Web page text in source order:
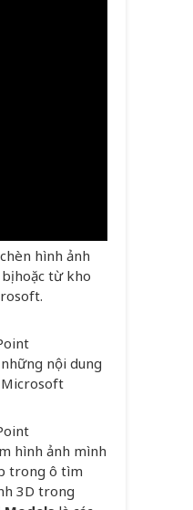
hình ảnh
hoặc từ kho
nội dung
hình ảnh mình
trong ô tìm
3D trong